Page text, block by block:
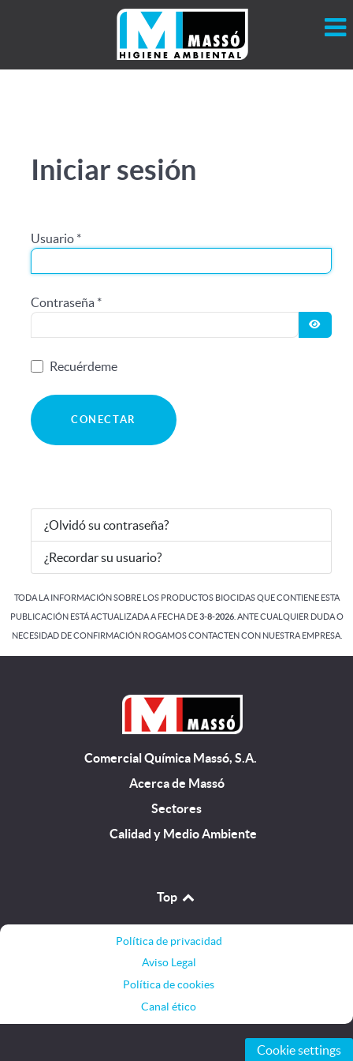
Iniciar sesión
Usuario *
Contraseña *
Recuérdeme
CONECTAR
¿Olvidó su contraseña?
¿Recordar su usuario?
TODA LA INFORMACIÓN SOBRE LOS PRODUCTOS BIOCIDAS QUE CONTIENE ESTA
PUBLICACIÓN ESTÁ ACTUALIZADA A FECHA DE3-8-2026. ANTE CUALQUIER DUDA O
NECESIDAD DE CONFIRMACIÓN ROGAMOS CONTACTEN CON NUESTRA EMPRESA.
Comercial Química Massó, S.A.
Acerca de Massó
Sectores
Calidad y Medio Ambiente
Top
Política de privacidad
Aviso Legal
Política de cookies
Canal ético
Cookie settings